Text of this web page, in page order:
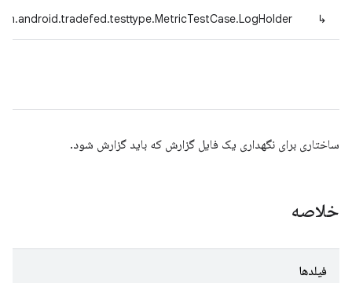
↳
ساختاری برای نگهداری یک فایل گزارش که باید گزارش شود.
خلاصه
فیلدها